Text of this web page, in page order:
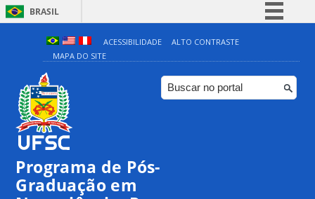
BRASIL
Simplifique!
Comunica BR
Participe
ACESSIBILIDADE
ALTO CONTRASTE
MAPA DO SITE
Programa de Pós-
Graduação em